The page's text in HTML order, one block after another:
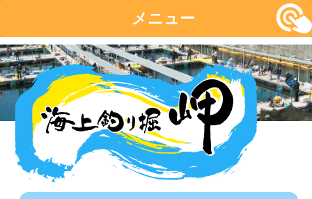
メニュー
コ
ン
テ
ン